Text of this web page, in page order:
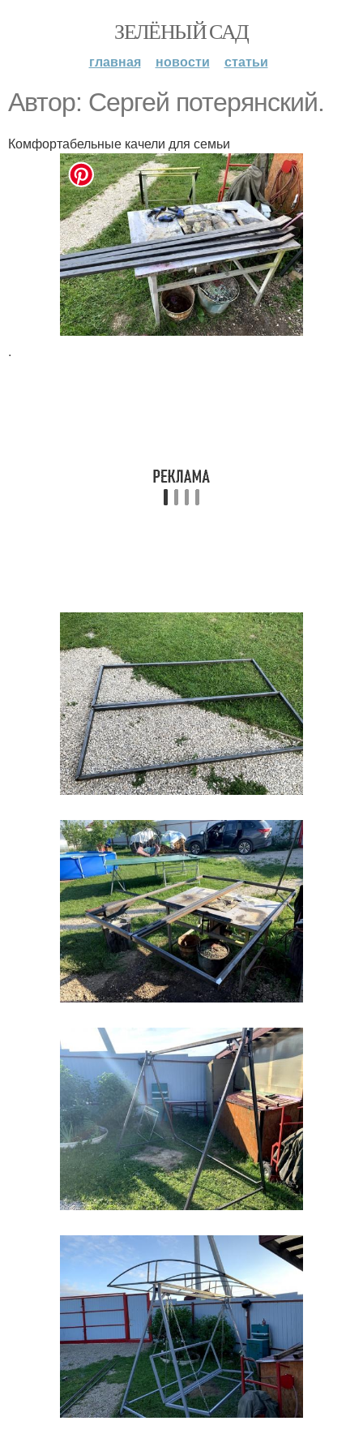
ЗЕЛЁНЫЙ САД
главная новости статьи
Автор: Сергей потерянский.
Комфортабельные качели для семьи
.